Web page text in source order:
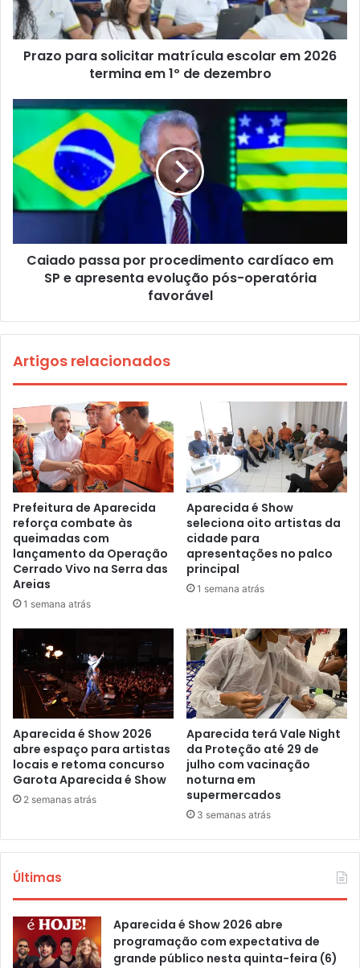
Prazo para solicitar matrícula escolar em 2026
termina em 1º de dezembro
Caiado passa por procedimento cardíaco em
SP e apresenta evolução pós-operatória
favorável
Artigos relacionados
Prefeitura de Aparecida
reforça combate às
queimadas com
lançamento da Operação
Cerrado Vivo na Serra das
Areias
1 semana atrás
Aparecida é Show
seleciona oito artistas da
cidade para
apresentações no palco
principal
1 semana atrás
Aparecida é Show 2026
abre espaço para artistas
locais e retoma concurso
Garota Aparecida é Show
2 semanas atrás
Aparecida terá Vale Night
da Proteção até 29 de
julho com vacinação
noturna em
supermercados
3 semanas atrás
Últimas
Aparecida é Show 2026 abre
programação com expectativa de
grande público nesta quinta-feira (6)